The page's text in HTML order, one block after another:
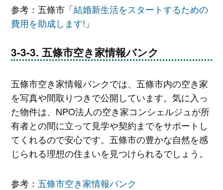
参考：五條市「結婚新生活をスタートするための
費用を助成します! 」
五條市空き家情報バンク
五條市空き家情報バンクでは、五條市内の空き家
を写真や間取りつきで公開しています。気に入っ
た物件は、NPO法人の空き家コンシェルジュが所
有者との間に立って見学や契約までをサポートし
てくれるので安心です。五條市の豊かな自然を感
じられる理想の住まいを見つけられるでしょう。
参考： 五條市空き家情報バンク